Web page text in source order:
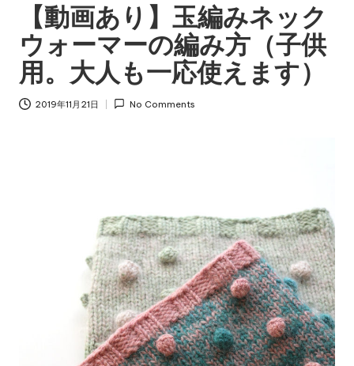
【動画あり】玉編みネック
ウォーマーの編み方（子供
用。大人も一応使えます）
2019年11月21日 No Comments